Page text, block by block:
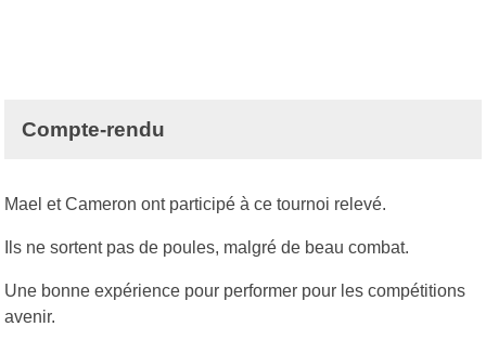
Compte-rendu
Mael et Cameron ont participé à ce tournoi relevé.
Ils ne sortent pas de poules, malgré de beau combat.
Une bonne expérience pour performer pour les compétitions
avenir.